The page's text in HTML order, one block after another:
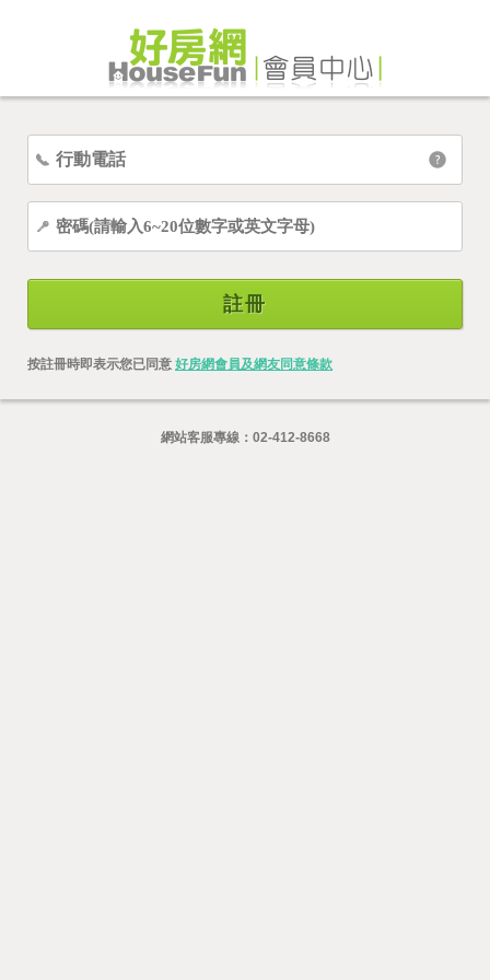
註冊
按註冊時即表示您已同意 好房網會員及網友同意條款
網站客服專線： 02-412-8668